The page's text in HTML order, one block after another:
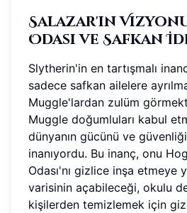
Salazar'ın
Odası ve Safkan
Slytherin'in en tartışmalı
sadece safkan ailelere
Muggle'lardan zulüm
Muggle doğumluları kabul
dünyanın gücünü ve
inanıyordu. Bu inanç, onu
Odası'nı gizlice inşa etmeye
varisinin açabileceği, okulu
kişilerden temizlemek için